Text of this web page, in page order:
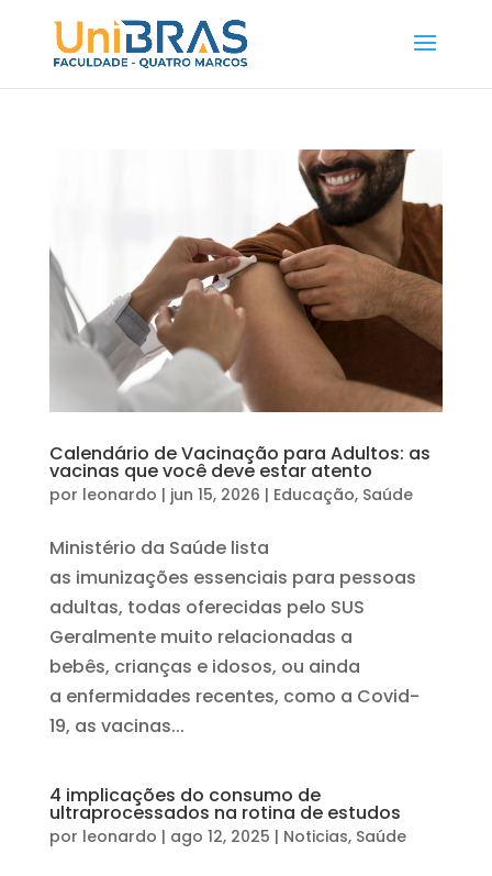
Calendário de Vacinação para Adultos: as
vacinas que você deve estar atento
por leonardo | jun 15, 2026 | Educação, Saúde
Ministério da Saúde lista
as imunizações essenciais para pessoas
adultas, todas oferecidas pelo SUS
Geralmente muito relacionadas a
bebês, crianças e idosos, ou ainda
a enfermidades recentes, como a Covid-
19, as vacinas...
4 implicações do consumo de
ultraprocessados na rotina de estudos
por leonardo | ago 12, 2025 | Noticias, Saúde